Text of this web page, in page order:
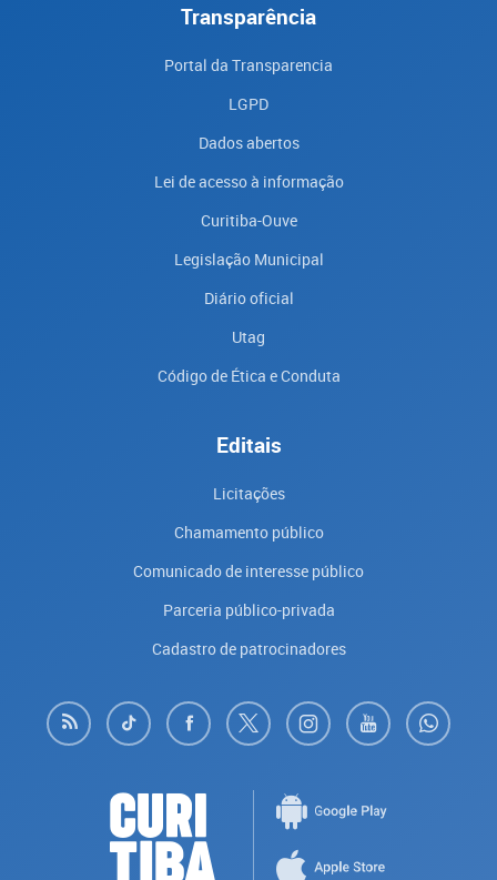
Transparência
Portal da Transparencia
LGPD
Dados abertos
Lei de acesso à informação
Curitiba-Ouve
Legislação Municipal
Diário oficial
Utag
Código de Ética e Conduta
Editais
Licitações
Chamamento público
Comunicado de interesse público
Parceria público-privada
Cadastro de patrocinadores